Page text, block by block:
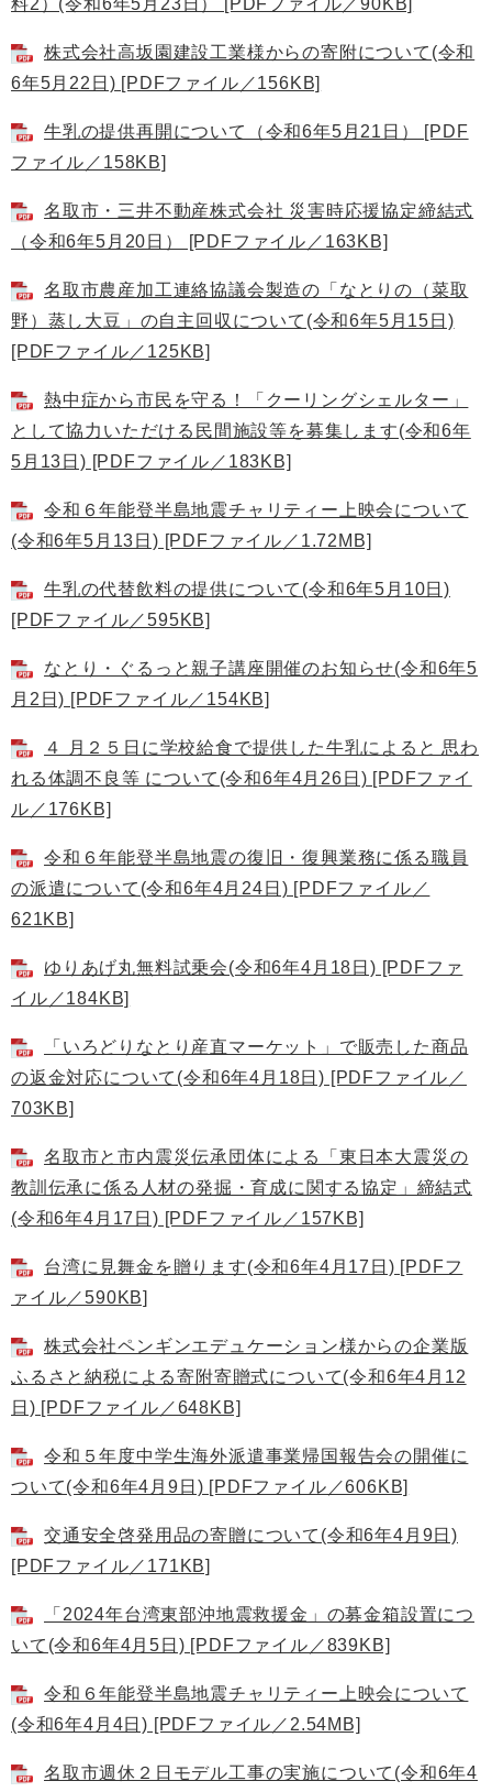
料2）(令和6年5月23日） [PDFファイル／90KB]
株式会社高坂園建設工業様からの寄附について(令和
6年5月22日) [PDFファイル／156KB]
牛乳の提供再開について（令和6年5月21日） [PDF
ファイル／158KB]
名取市・三井不動産株式会社 災害時応援協定締結式
（令和6年5月20日） [PDFファイル／163KB]
名取市農産加工連絡協議会製造の「なとりの（菜取
野）蒸し大豆」の自主回収について(令和6年5月15日)
[PDFファイル／125KB]
熱中症から市民を守る！「クーリングシェルター」
として協力いただける民間施設等を募集します(令和6年
5月13日) [PDFファイル／183KB]
令和６年能登半島地震チャリティー上映会について
(令和6年5月13日) [PDFファイル／1.72MB]
牛乳の代替飲料の提供について(令和6年5月10日)
[PDFファイル／595KB]
なとり・ぐるっと親子講座開催のお知らせ(令和6年5
月2日) [PDFファイル／154KB]
４ 月２５日に学校給食で提供した牛乳によると 思わ
れる体調不良等 について(令和6年4月26日) [PDFファイ
ル／176KB]
令和６年能登半島地震の復旧・復興業務に係る職員
の派遣について(令和6年4月24日) [PDFファイル／
621KB]
ゆりあげ丸無料試乗会(令和6年4月18日) [PDFファ
イル／184KB]
「いろどりなとり産直マーケット」で販売した商品
の返金対応について(令和6年4月18日) [PDFファイル／
703KB]
名取市と市内震災伝承団体による「東日本大震災の
教訓伝承に係る人材の発掘・育成に関する協定」締結式
(令和6年4月17日) [PDFファイル／157KB]
台湾に見舞金を贈ります(令和6年4月17日) [PDFフ
ァイル／590KB]
株式会社ペンギンエデュケーション様からの企業版
ふるさと納税による寄附寄贈式について(令和6年4月12
日) [PDFファイル／648KB]
令和５年度中学生海外派遣事業帰国報告会の開催に
ついて(令和6年4月9日) [PDFファイル／606KB]
交通安全啓発用品の寄贈について(令和6年4月9日)
[PDFファイル／171KB]
「2024年台湾東部沖地震救援金」の募金箱設置につ
いて(令和6年4月5日) [PDFファイル／839KB]
令和６年能登半島地震チャリティー上映会について
(令和6年4月4日) [PDFファイル／2.54MB]
名取市週休２日モデル工事の実施について(令和6年4